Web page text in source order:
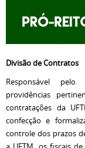
Divisão de Contratos
Responsável pelo
providências
contratações da
confecção e
controle dos prazos